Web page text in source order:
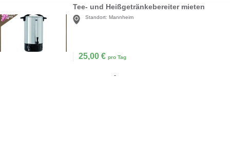
Tee- und Heißgetränkebereiter mieten
Standort: Mannheim
25,00 € pro Tag